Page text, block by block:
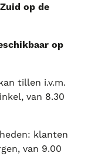
op de
op
tillen i.v.m.
van 8.30
klanten
van 9.00